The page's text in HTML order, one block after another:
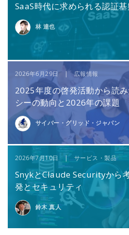
SaaS時代に求められる認証
林 達也
2026年6月29日 | 広報情報
2025年度の啓発活動から読
シーの動向と2026年の課題
サイバー・グリッド・ジャパン
2026年7月10日 | サービス・製品
SnykとClaude Securityから
発とセキュリティ
鈴木 真人